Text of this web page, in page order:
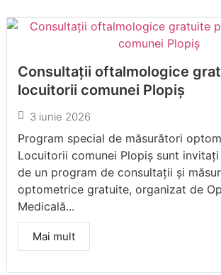
Consultații oftalmologice
locuitorii comunei Plopiș
3 iunie 2026
Program special de măsurători
Locuitorii comunei Plopiș sunt
de un program de consultații și
optometrice gratuite, organizat de
Medicală...
Mai mult